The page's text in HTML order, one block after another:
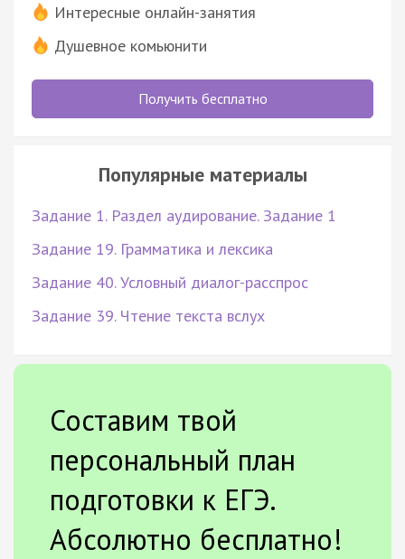
Интересные онлайн-занятия
Душевное комьюнити
Получить бесплатно
Популярные материалы
Задание 1. Раздел аудирование. Задание 1
Задание 19. Грамматика и лексика
Задание 40. Условный диалог-расспрос
Задание 39. Чтение текста вслух
Составим твой
персональный план
подготовки к ЕГЭ.
Абсолютно бесплатно!